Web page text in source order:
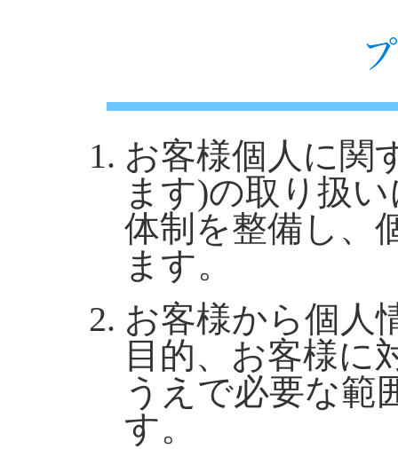
お客様個人に関
ます)の取り扱
体制を整備し、
ます。
お客様から個人
目的、お客様に
うえで必要な範
す。